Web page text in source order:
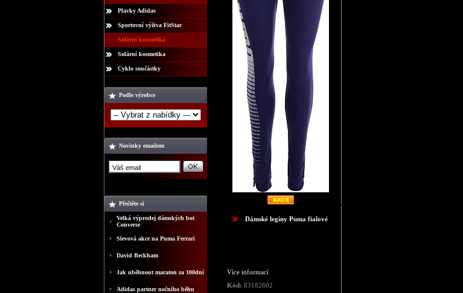
Plavky Adidas
Sportovní výživa FitStar
Solární kosmetika
Solární kosmetika
Cyklo součástky
Podle výrobce
Novinky emailem
Přečtěte si
Velká výprodej dámských bot
Converse
Slevová akce na Puma Ferrari
David Beckham
Jak uběhnout maraton za 100dní
Adidas partner nočního běhu
Dámské legíny Puma fialové
Více informací
Kód: 83182602